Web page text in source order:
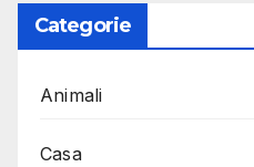
Categorie
Animali
Casa